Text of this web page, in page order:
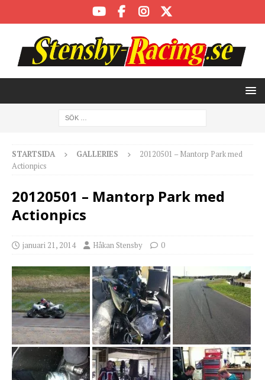
STARTSIDA GALLERIES
20120501 – Mantorp Park med
Actionpics
20120501 – Mantorp Park med
Actionpics
januari 21, 2014 Håkan Stensby 0